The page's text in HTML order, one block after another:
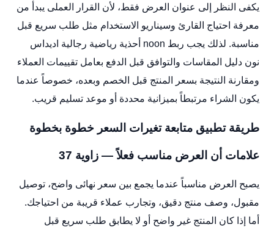
يكفى النظر إلى عنوان العرض فقط، لأن القرار العملى يبدأ من
معرفة احتياج القارئ وسيناريو الاستخدام مثل طلب سريع قبل
مناسبة. لذلك يجب ربط noon أحذية رياضية رجالية اديداس
نون دليل المقاسات والتوافق قبل الدفع بعامل تقييمات العملاء
ومقارنة النتيجة بسعر المنتج قبل الخصم وبعده، خصوصاً عندما
يكون الشراء مرتبطاً بميزانية محددة أو موعد تسليم قريب.
طريقة تطبيق متابعة تغيرات السعر خطوة بخطوة
علامات أن العرض مناسب فعلاً — زاوية 37
يصبح العرض مناسباً عندما يجمع بين سعر نهائى واضح، توصيل
مقبول، وصف منتج دقيق، وتجارب عملاء قريبة من احتياجك.
أما إذا كان المنتج غير واضح أو لا يطابق طلب سريع قبل